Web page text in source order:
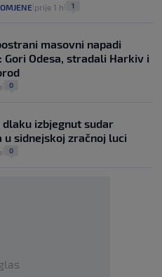
prije 1 h 1
masovni napadi
Gori Odesa, stradali Harkiv i
0
dlaku izbjegnut sudar
u sidnejskoj zračnoj luci
0